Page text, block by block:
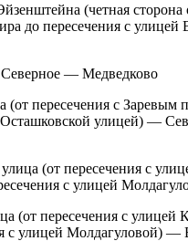
(четная сторона
до пересечения с улицей
Северное — Медведково
(от пересечения с Заревым
Осташковской улицей) —
(от пересечения с
с улицей
(от пересечения с улицей
с улицей Молдагуловой) —